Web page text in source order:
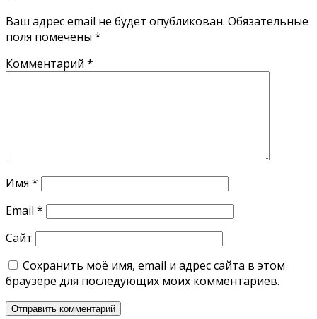
Ваш адрес email не будет опубликован. Обязательные
поля помечены *
Комментарий *
Имя *
Email *
Сайт
Сохранить моё имя, email и адрес сайта в этом
браузере для последующих моих комментариев.